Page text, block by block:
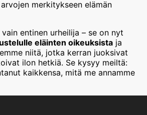
merkitykseen elämän
entinen urheilija – se on nyt
eläinten oikeuksista ja
niitä, jotka kerran juoksivat
ilon hetkiä. Se kysyy meiltä:
kaikkensa, mitä me annamme